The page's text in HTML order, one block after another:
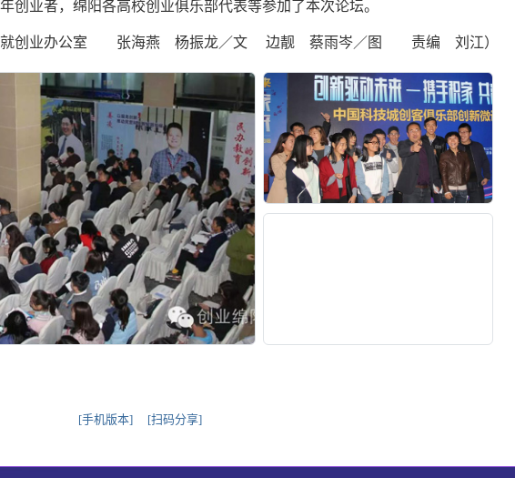
业者，绵阳各高校创业俱乐部代表等参加了本次论坛。
就创业办公室 张海燕 杨振龙／文 边靓 蔡雨岑／图 责编 刘江）
[手机版本] [扫码分享]